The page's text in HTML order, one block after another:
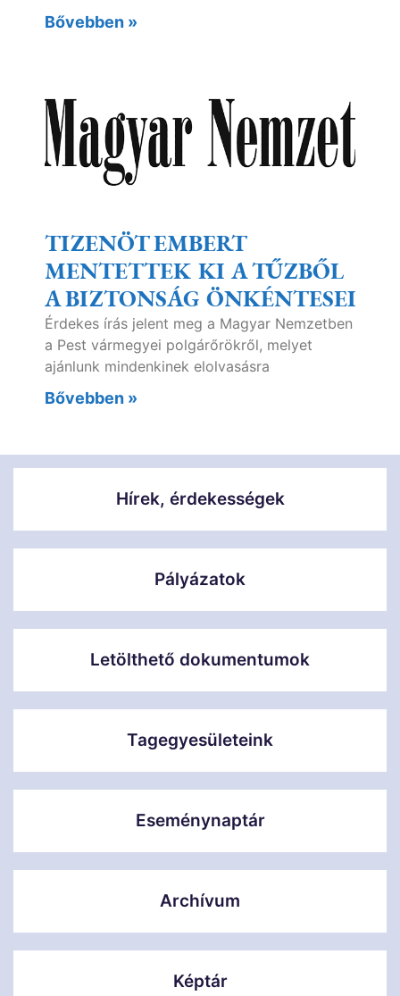
Bővebben »
TIZENÖT EMBERT
MENTETTEK KI A TŰZBŐL
A BIZTONSÁG ÖNKÉNTESEI
Érdekes írás jelent meg a Magyar Nemzetben
a Pest vármegyei polgárőrökről, melyet
ajánlunk mindenkinek elolvasásra
Bővebben »
Hírek, érdekességek
Pályázatok
Letölthető dokumentumok
Tagegyesületeink
Eseménynaptár
Archívum
Képtár